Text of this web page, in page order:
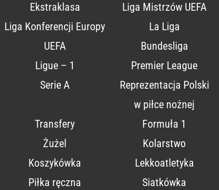
Ekstraklasa
Liga Mistrzów UEFA
Liga Konferencji Europy
UEFA
La Liga
Bundesliga
Ligue – 1
Premier League
Serie A
Reprezentacja Polski
w piłce nożnej
Transfery
Formuła 1
Żużel
Kolarstwo
Koszykówka
Lekkoatletyka
Piłka ręczna
Siatkówka